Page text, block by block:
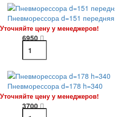
Пневморессора d=151 передняя
Уточняйте цену у менеджеров!
6950
Пневморессора d=178 h=340
Уточняйте цену у менеджеров!
3700